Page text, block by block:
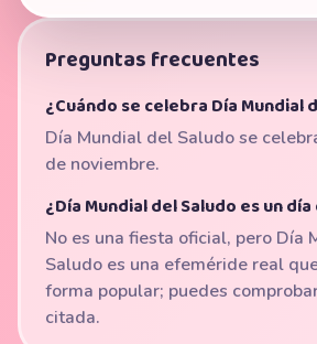
Preguntas frecuentes
¿Cuándo se celebra Día Mundial
Día Mundial del Saludo se
de noviembre.
¿Día Mundial del Saludo es un
No es una fiesta oficial, pero Día
Saludo es una efeméride real
forma popular; puedes
citada.